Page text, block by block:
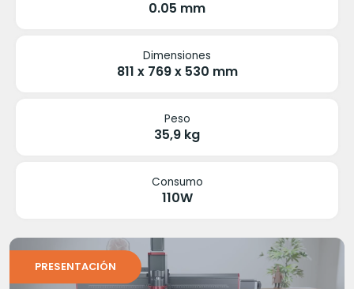
0.05 mm
Dimensiones
811 x 769 x 530 mm
Peso
35,9 kg
Consumo
110W
PRESENTACIÓN